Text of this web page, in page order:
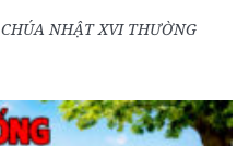
NHẬT XVI THƯỜNG